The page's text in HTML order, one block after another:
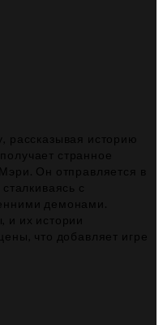
рассказывая историю
странное
Он отправляется в
с
демонами.
их истории
что добавляет игре